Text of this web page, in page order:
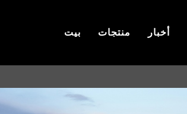
بيت منتجات أخبار